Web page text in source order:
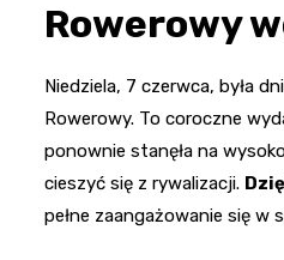
Rowerowy
Niedziela, 7 czerwca, była
Rowerowy. To coroczne
ponownie stanęła na
cieszyć się z rywalizacji.
pełne zaangażowanie się w